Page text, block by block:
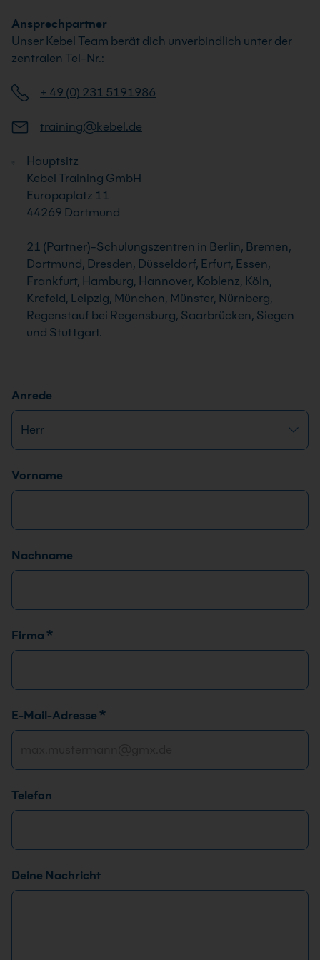
Ansprechpartner
Unser Kebel Team berät dich unverbindlich unter der
zentralen Tel-Nr.:
+ 49 (0) 231 5191986
training@kebel.de
Hauptsitz
Kebel Training GmbH
Europaplatz 11
44269 Dortmund
21 (Partner)-Schulungszentren in Berlin, Bremen,
Dortmund, Dresden, Düsseldorf, Erfurt, Essen,
Frankfurt, Hamburg, Hannover, Koblenz, Köln,
Krefeld, Leipzig, München, Münster, Nürnberg,
Regenstauf bei Regensburg, Saarbrücken, Siegen
und Stuttgart.
Anrede
Name*
Vorname
Nachname
Firma *
*
*
i
m
a
E-Mail-Adresse *
Telefon
Deine Nachricht